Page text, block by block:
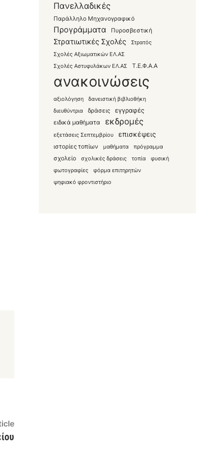
Next
Πανελλαδικές
Παράλληλο Μηχανογραφικό
Προγράμματα Πυροσβεστική
Στρατιωτικές Σχολές
Στρατός
Σχολές Αξιωματικών ΕΛ.ΑΣ
Σχολές Αστυφυλάκων ΕΛ.ΑΣ
Τ.Ε.Φ.Α.Α
ανακοινώσεις
αξιολόγηση
δανειστική βιβλιοθήκη
διευθύντρια
δράσεις εγγραφές
ειδικά μαθήματα εκδρομές
εξετάσεις Σεπτεμβρίου επισκέψεις
ιστορίες τοπίων μαθήματα πρόγραμμα
σχολείο σχολικές δράσεις τοπία
φυσική
φωτογραφίες
φόρμα επιτηρητών
ψηφιακό φροντιστήριο